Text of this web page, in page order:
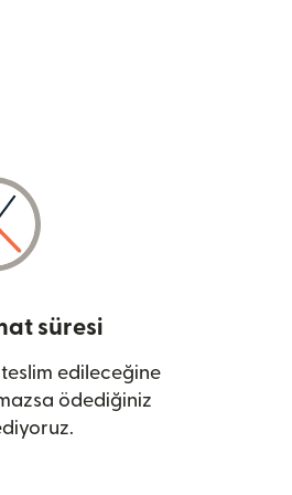
süresi
edileceğine
ödediğiniz